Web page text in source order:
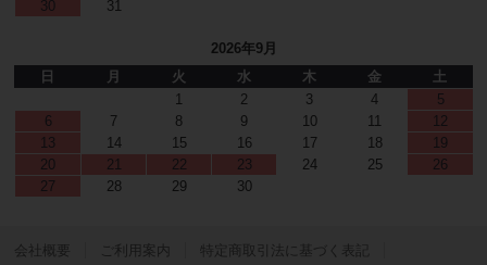
30
31
2026年9月
日
月 火 水 木 金
土
1
2 3 4
5
6
7 8 9 10 11
12
13
14 15 16 17 18
19
20
21 22 23 24 25
26
27
28 29 30
会社概要 ご利用案内 特定商取引法に基づく表記